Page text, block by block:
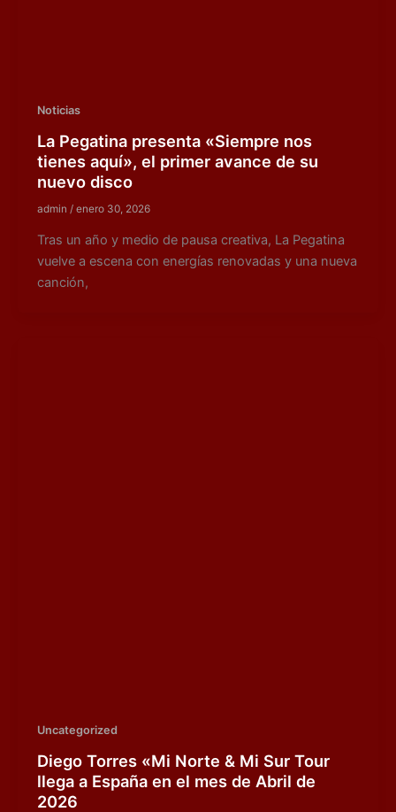
Noticias
La Pegatina presenta «Siempre nos
tienes aquí», el primer avance de su
nuevo disco
admin / enero 30, 2026
Tras un año y medio de pausa creativa, La Pegatina
vuelve a escena con energías renovadas y una nueva
canción,
Uncategorized
Diego Torres «Mi Norte & Mi Sur Tour
llega a España en el mes de Abril de
2026